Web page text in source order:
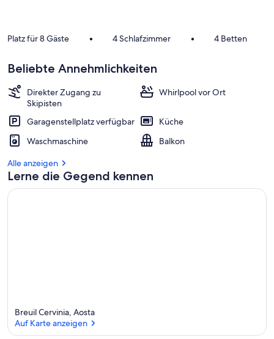
Platz für 8 Gäste • 4 Schlafzimmer • 4 Betten
Beliebte Annehmlichkeiten
Direkter Zugang zu
Skipisten
Whirlpool vor Ort
Garagenstellplatz verfügbar
Küche
Waschmaschine
Balkon
Alle anzeigen
Lerne die Gegend kennen
Breuil Cervinia, Aosta
Auf Karte anzeigen